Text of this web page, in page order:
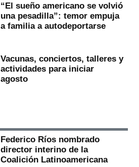
“El sueño americano se volvió
una pesadilla”: temor empuja
a familia a autodeportarse
Vacunas, conciertos, talleres y
actividades para iniciar
agosto
Federico Ríos nombrado
director interino de la
Coalición Latinoamericana